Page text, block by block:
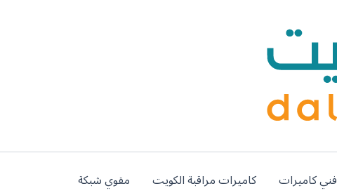
فني كاميرات كاميرات مراقبة الكويت مقوي شبكة